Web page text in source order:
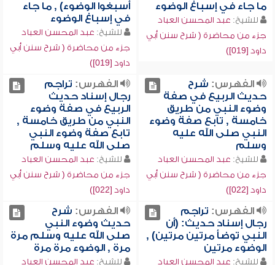
ما جاء في إسباغ الوضوء
للشيخ: عبد المحسن العباد
جزء من محاضرة ( شرح سنن أبي
داود [019])
أسبغوا الوضوء) , ما جاء
في إسباغ الوضوء
للشيخ: عبد المحسن العباد
جزء من محاضرة ( شرح سنن أبي
داود [019])
الفهرس: شرح
حديث الربيع في صفة
وضوء النبي من طريق
خامسة , تابع صفة وضوء
النبي صلى الله عليه
وسلم
للشيخ: عبد المحسن العباد
جزء من محاضرة ( شرح سنن أبي
داود [022])
الفهرس: تراجم
رجال إسناد حديث
الربيع في صفة وضوء
النبي من طريق خامسة ,
تابع صفة وضوء النبي
صلى الله عليه وسلم
للشيخ: عبد المحسن العباد
جزء من محاضرة ( شرح سنن أبي
داود [022])
الفهرس: تراجم
رجال إسناد حديث: (أن
النبي توضأ مرتين مرتين) ,
الوضوء مرتين
للشيخ: عبد المحسن العباد
الفهرس: شرح
حديث وضوء النبي
صلى الله عليه وسلم مرة
مرة , الوضوء مرة مرة
للشيخ: عبد المحسن العباد